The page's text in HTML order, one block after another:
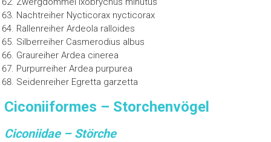
Nachtreiher Nycticorax nycticorax
Rallenreiher Ardeola ralloides
Silberreiher Casmerodius albus
Graureiher Ardea cinerea
Purpurreiher Ardea purpurea
Seidenreiher Egretta garzetta
Ciconiiformes – Storchenvögel
Ciconiidae – Störche